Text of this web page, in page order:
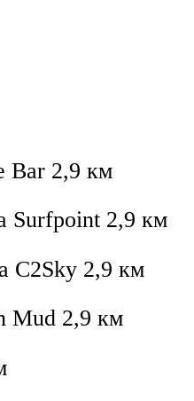
Bar 2,9 км
Surfpoint 2,9 км
C2Sky 2,9 км
Mud 2,9 км